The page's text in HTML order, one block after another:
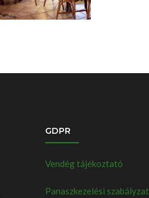
GDPR
Vendég tájékoztató
Panaszkezelési szabályzat